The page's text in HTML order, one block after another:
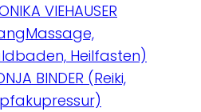
VIEHAUSER
Heilfasten)
BINDER (Reiki,